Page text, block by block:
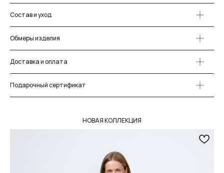
Состав и уход
Обмеры изделия
Доставка и оплата
Подарочный сертификат
НОВАЯ КОЛЛЕКЦИЯ